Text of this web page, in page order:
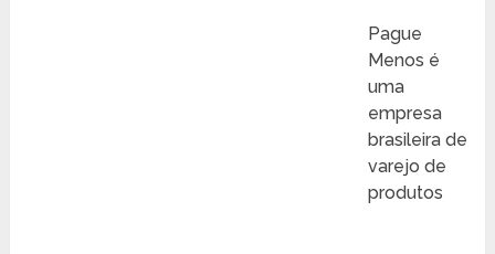
Pague
Menos é
uma
empresa
brasileira de
varejo de
produtos